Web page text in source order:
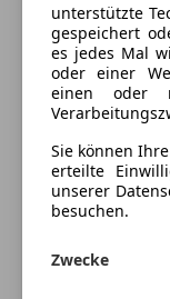
Einparkhilfe
Elektrische
Elektrische
Elektrische
Klimaanlage
Lederlenkrad
Lordosenstütze
Lackierung
Jeep Compass
Zum Verkauf
unterstützte
gespeichert
es jedes Mal
oder einer
einen oder
Sie können
erteilte
unserer
besuchen.
Zwecke